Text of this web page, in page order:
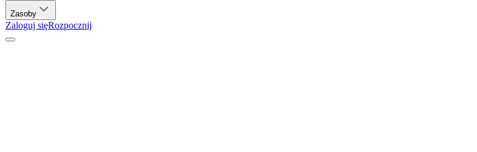
Zasoby
Zaloguj sięRozpocznij